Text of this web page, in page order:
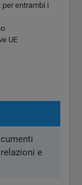
entrambi i
UE
e